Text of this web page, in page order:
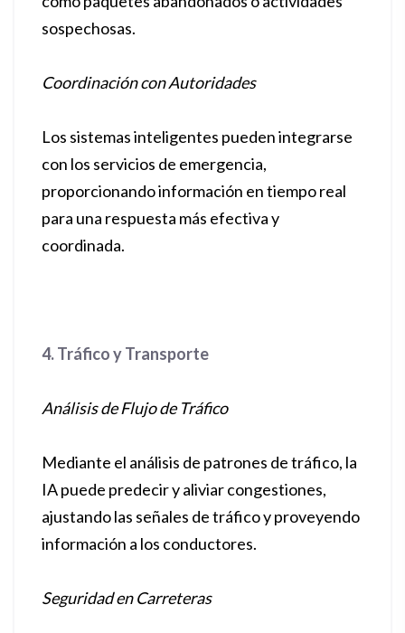
sospechosas.
Coordinación con Autoridades
Los sistemas inteligentes pueden integrarse
con los servicios de emergencia,
proporcionando información en tiempo real
para una respuesta más efectiva y
coordinada.
4. Tráfico y Transporte
Análisis de Flujo de Tráfico
Mediante el análisis de patrones de tráfico, la
IA puede predecir y aliviar congestiones,
ajustando las señales de tráfico y proveyendo
información a los conductores.
Seguridad en Carreteras